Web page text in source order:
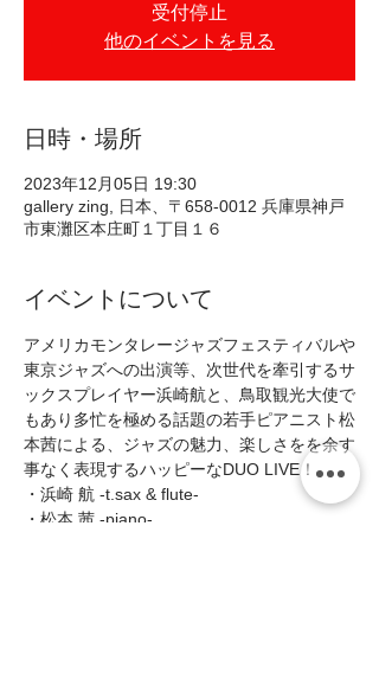
受付停止
他のイベントを見る
日時・場所
2023年12月05日 19:30
gallery zing, 日本、〒658-0012 兵庫県神戸
市東灘区本庄町１丁目１６
イベントについて
アメリカモンタレージャズフェスティバルや
東京ジャズへの出演等、次世代を牽引するサ
ックスプレイヤー浜崎航と、鳥取観光大使で
もあり多忙を極める話題の若手ピアニスト松
本茜による、ジャズの魅力、楽しさをを余す
事なく表現するハッピーなDUO LIVE！
・浜崎 航 -t.sax & flute-
・松本 茜 -piano-